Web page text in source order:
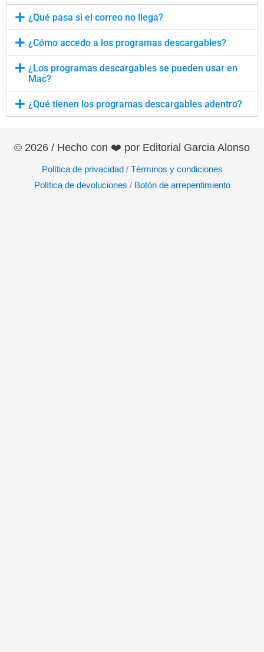
¿Qué pasa si el correo no llega?
¿Cómo accedo a los programas descargables?
¿Los programas descargables se pueden usar en
Mac?
¿Qué tienen los programas descargables adentro?
© 2026 / Hecho con ❤️️ por Editorial Garcia Alonso
Política de privacidad / Términos y condiciones
Política de devoluciones / Botón de arrepentimiento